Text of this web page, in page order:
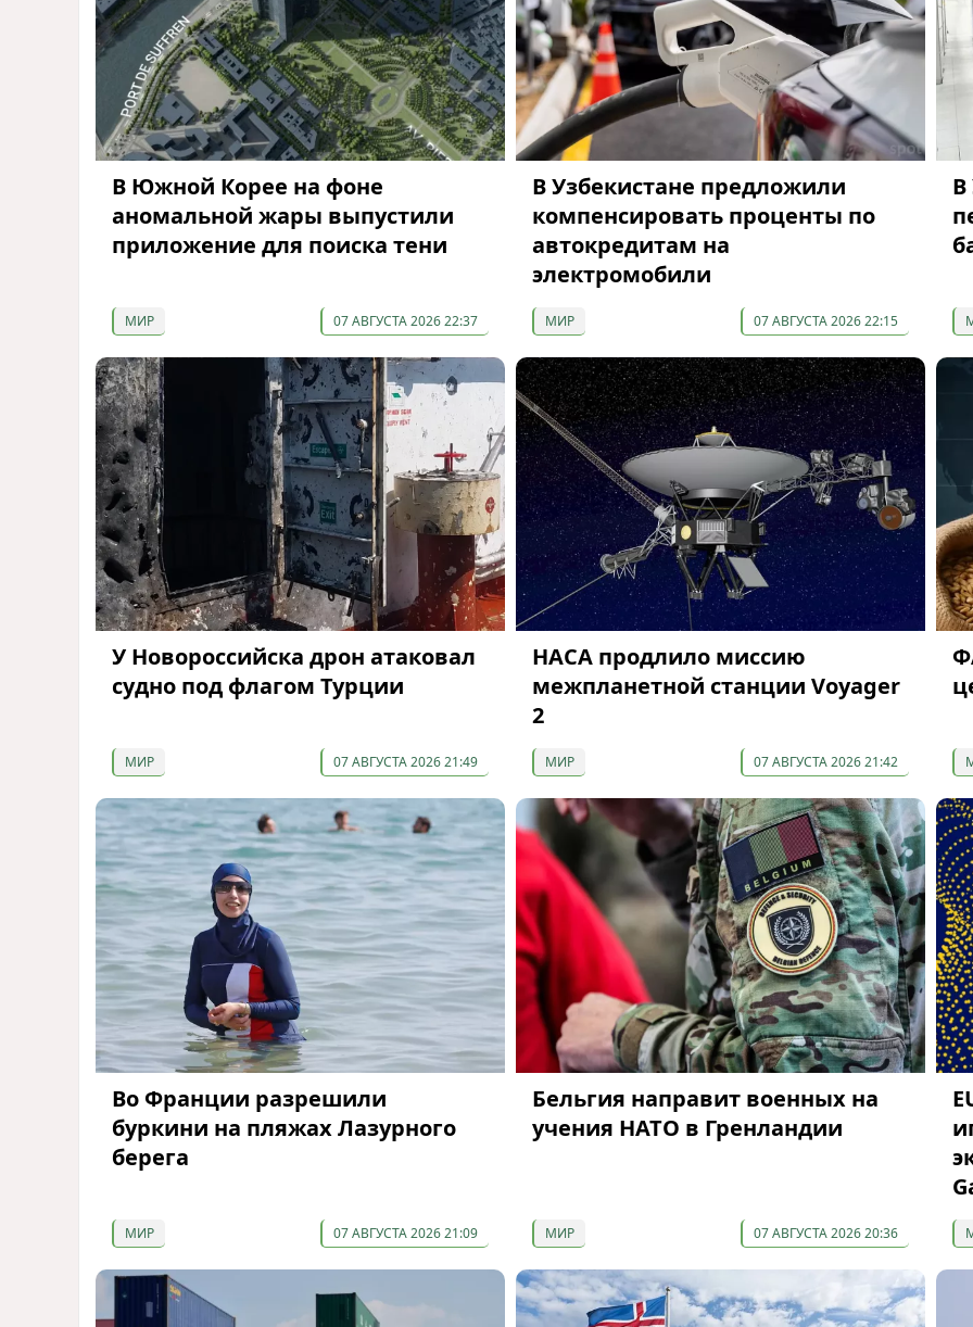
В Южной Корее на фоне
аномальной жары выпустили
приложение для поиска тени
МИР 07 АВГУСТА 2026 22:37
В Узбекистане предложили
компенсировать проценты по
автокредитам на
электромобили
МИР 07 АВГУСТА 2026 22:15
В
У Новороссийска дрон атаковал
судно под флагом Турции
МИР 07 АВГУСТА 2026 21:49
НАСА продлило миссию
межпланетной станции Voyager
2
МИР 07 АВГУСТА 2026 21:42
Во Франции разрешили
буркини на пляжах Лазурного
берега
МИР 07 АВГУСТА 2026 21:09
Бельгия направит военных на
учения НАТО в Гренландии
МИР 07 АВГУСТА 2026 20:36